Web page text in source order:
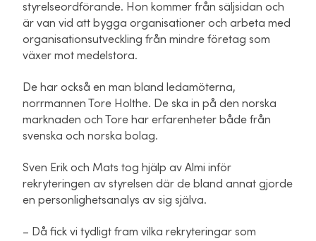
styrelseordförande. Hon kommer från säljsidan och
är van vid att bygga organisationer och arbeta med
organisationsutveckling från mindre företag som
växer mot medelstora.
De har också en man bland ledamöterna,
norrmannen Tore Holthe. De ska in på den norska
marknaden och Tore har erfarenheter både från
svenska och norska bolag.
Sven Erik och Mats tog hjälp av Almi inför
rekryteringen av styrelsen där de bland annat gjorde
en personlighetsanalys av sig själva.
– Då fick vi tydligt fram vilka rekryteringar som